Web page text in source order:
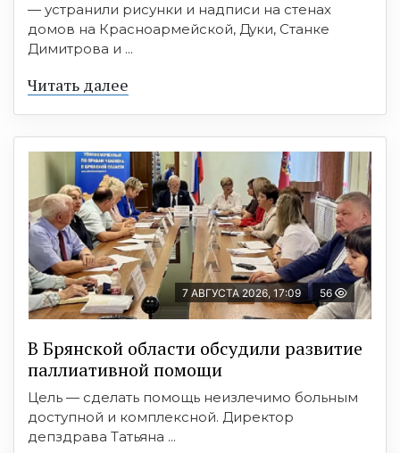
— устранили рисунки и надписи на стенах
домов на Красноармейской, Дуки, Станке
Димитрова и ...
Читать далее
7 АВГУСТА 2026, 17:09 56
В Брянской области обсудили развитие
паллиативной помощи
Цель — сделать помощь неизлечимо больным
доступной и комплексной. Директор
депздрава Татьяна ...